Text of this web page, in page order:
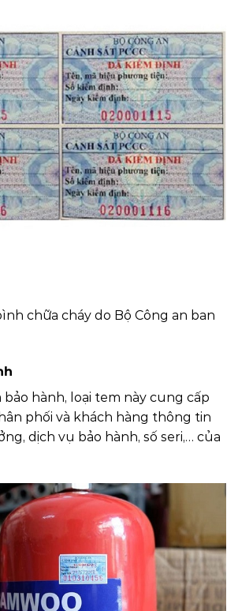
chữa cháy do Bộ Công an ban
bảo hành, loại tem này cung cấp
phối và khách hàng thông tin
dịch vụ bảo hành, số seri,… của